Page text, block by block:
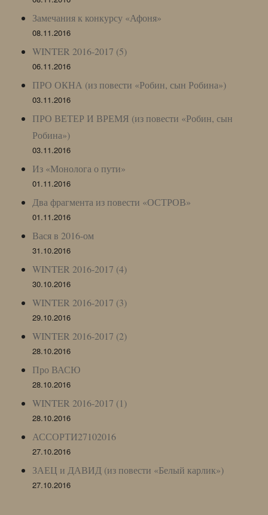
Замечания к конкурсу «Афоня»
08.11.2016
WINTER 2016-2017 (5)
06.11.2016
ПРО ОКНА (из повести «Робин, сын Робина»)
03.11.2016
ПРО ВЕТЕР И ВРЕМЯ (из повести «Робин, сын
Робина»)
03.11.2016
Из «Монолога о пути»
01.11.2016
Два фрагмента из повести «ОСТРОВ»
01.11.2016
Вася в 2016-ом
31.10.2016
WINTER 2016-2017 (4)
30.10.2016
WINTER 2016-2017 (3)
29.10.2016
WINTER 2016-2017 (2)
28.10.2016
Про ВАСЮ
28.10.2016
WINTER 2016-2017 (1)
28.10.2016
АССОРТИ27102016
27.10.2016
ЗАЕЦ и ДАВИД (из повести «Белый карлик»)
27.10.2016